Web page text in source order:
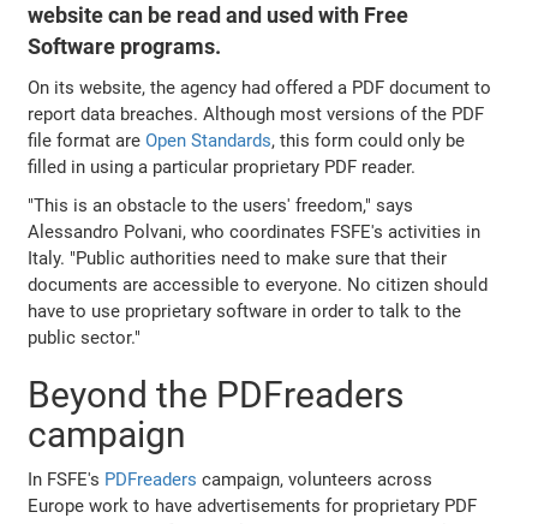
website can be read and used with Free
Software programs.
On its website, the agency had offered a PDF document to
report data breaches. Although most versions of the PDF
file format areOpen Standards, this form could only be
filled in using a particular proprietary PDF reader.
"This is an obstacle to the users' freedom," says
Alessandro Polvani, who coordinates FSFE's activities in
Italy. "Public authorities need to make sure that their
documents are accessible to everyone. No citizen should
have to use proprietary software in order to talk to the
public sector."
Beyond the PDFreaders
campaign
In FSFE's PDFreaders campaign, volunteers across
Europe work to have advertisements for proprietary PDF